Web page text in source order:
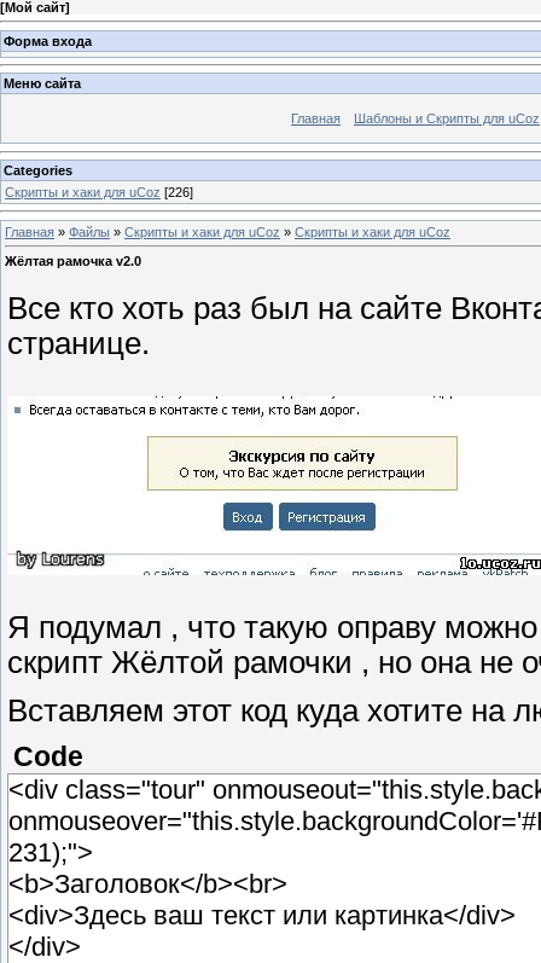
[Мой сайт]
Форма входа
Меню сайта
Главная Шаблоны и Скрипты для uCoz
Categories
Скрипты и хаки для uCoz [226]
Главная » Файлы » Скрипты и хаки для uCoz » Скрипты и хаки для uCoz
Жёлтая рамочка v2.0
Все кто хоть раз был на сайте
странице.
Я подумал , что такую оправу
скрипт Жёлтой рамочки , но она не
Вставляем этот код куда хотите на
Code
<div class="tour"
231);">
<b>Заголовок</b><br>
<div>Здесь ваш текст или картинка</div>
</div>